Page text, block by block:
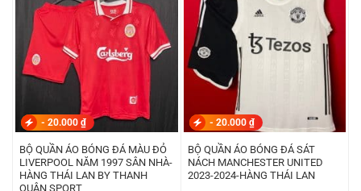
- 20.000 ₫
BỘ QUẦN ÁO BÓNG ĐÁ MÀU ĐỎ
LIVERPOOL NĂM 1997 SÂN NHÀ-
HÀNG THÁI LAN BY THANH
QUÂN SPORT
- 20.000 ₫
BỘ QUẦN ÁO BÓNG ĐÁ SÁT
NÁCH MANCHESTER UNITED
2023-2024-HÀNG THÁI LAN